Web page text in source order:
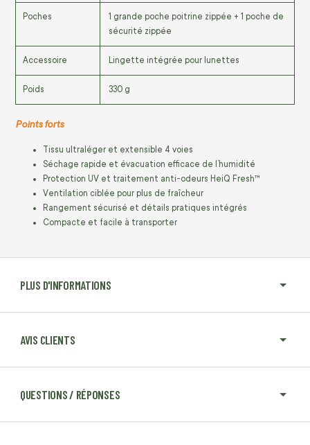
PLUS D'INFORMATIONS
AVIS CLIENTS
QUESTIONS / RÉPONSES
Poches
1 grande poche poitrine zippée + 1 poche de
sécurité zippée
Accessoire Lingette intégrée pour lunettes
Poids 330 g
Points forts
Tissu ultraléger et extensible 4 voies
Séchage rapide et évacuation efficace de l’humidité
Protection UV et traitement anti-odeurs HeiQ Fresh™
Ventilation ciblée pour plus de fraîcheur
Rangement sécurisé et détails pratiques intégrés
Compacte et facile à transporter